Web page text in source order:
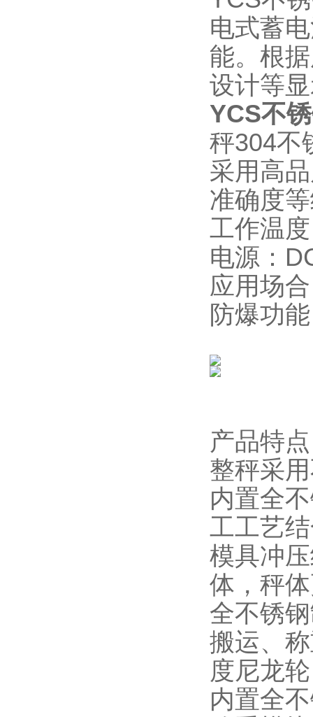
电式蓄
能。根
设计等
YCS不
秤304不
采用高
准确度
工作温
电源：
应用场
防爆功
产品特点
整秤采
内置全
工工艺
模具冲
体，秤
全不锈
搬运、
度尼龙
内置全